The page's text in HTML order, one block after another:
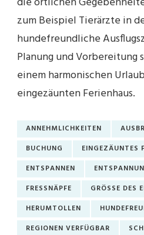
zum Beispiel Tierärzte in
hundefreundliche
Planung und Vorbereitung
einem harmonischen
eingezäunten Ferienhaus.
ANNEHMLICHKEITEN
BUCHUNG
EINGEZÄUNTES
ENTSPANNEN
FRESSNÄPFE
GRÖSSE DES
HERUMTOLLEN
REGIONEN VERFÜGBAR